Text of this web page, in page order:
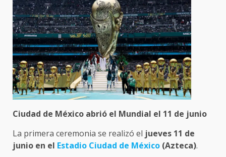
Ciudad de México abrió el Mundial el 11 de junio
La primera ceremonia se realizó el jueves 11 de
junio en el Estadio Ciudad de México (Azteca).